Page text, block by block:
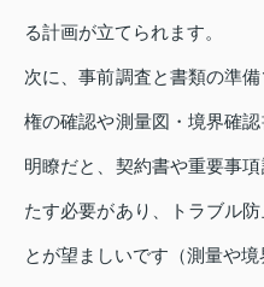
る計画が立てられます。
次に、事前調査と書類の準
権の確認や測量図・境界確
明瞭だと、契約書や重要事
たす必要があり、トラブル
とが望ましいです（測量や境